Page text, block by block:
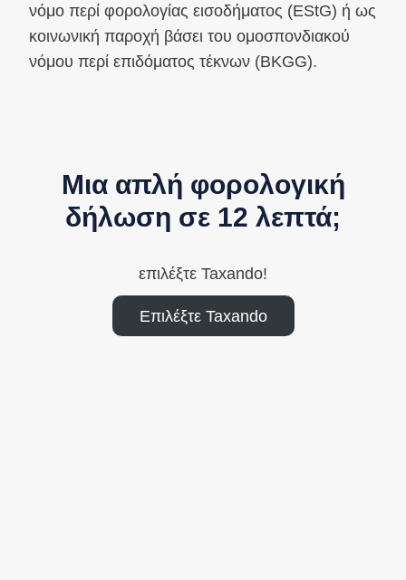
νόμο περί φορολογίας εισοδήματος (EStG) ή ως
κοινωνική παροχή βάσει του ομοσπονδιακού
νόμου περί επιδόματος τέκνων (BKGG).
Μια απλή φορολογική
δήλωση σε 12 λεπτά;
επιλέξτε Taxando!
Επιλέξτε Taxando